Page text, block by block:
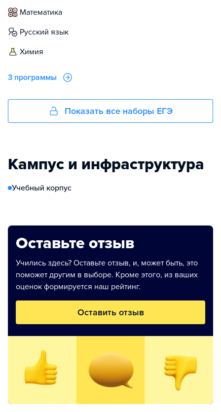
математика
русский язык
химия
3 программы
Показать все наборы ЕГЭ
Кампус и инфраструктура
Учебный корпус
Оставьте отзыв
Учились здесь? Оставьте отзыв, и, может быть, это
поможет другим в выборе. Кроме этого, из ваших
оценок формируется наш рейтинг.
Оставить отзыв